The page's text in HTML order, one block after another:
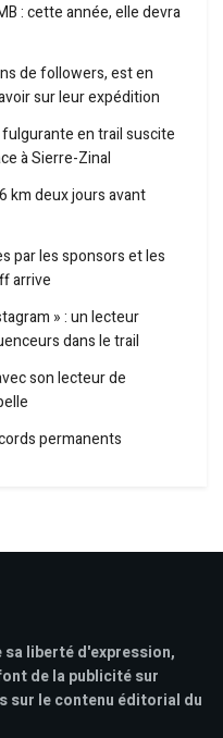
: cette année, elle devra
de followers, est en
sur leur expédition
en trail suscite
à Sierre-Zinal
km deux jours avant
par les sponsors et les
arrive
» : un lecteur
dans le trail
son lecteur de
permanents
sa liberté d'expression,
de la publicité sur
sur le contenu éditorial du